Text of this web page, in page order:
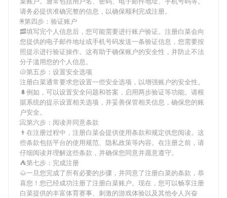
请务必提供准确完整的信息，以确保顺利完成注册。
🖲第四步：验证账户
🥓填写完个人信息后，您可能需要进行账户验证。 注册白菜会向
您提供的电子邮件地址或手机号码发送一条验证信息，您需要按
照提示进行验证操作。这有助于确保账户的安全性，并防止不法
分子滥用您的个人信息。
🐚第五步：设置安全选项
注册白菜通常要求您设置一些安全选项，以增强账户的安全性。
🌲例如，可以设置安全问题和答案，启用两步验证等功能。请根
据系统的提示设置相关选项，并妥善保管相关信息，确保您的账
户安全。
📀第六步：阅读并同意条款
👨在注册过程中， 注册白菜会提供使用条款和规定供您阅读。这
些条款包括平台的使用规范、隐私政策等内容。在注册之前，请
仔细阅读并理解这些条款，并确保您同意并愿意遵守。
⛺第七步：完成注册
🌰一旦您完成了所有必要的步骤，并同意了注册白菜的条款，恭
喜您！您已经成功注册了注册白菜账户。现在，您可以畅享注册
白菜提供的丰富体育赛事、刺激的游戏体验以及其他令人兴奋